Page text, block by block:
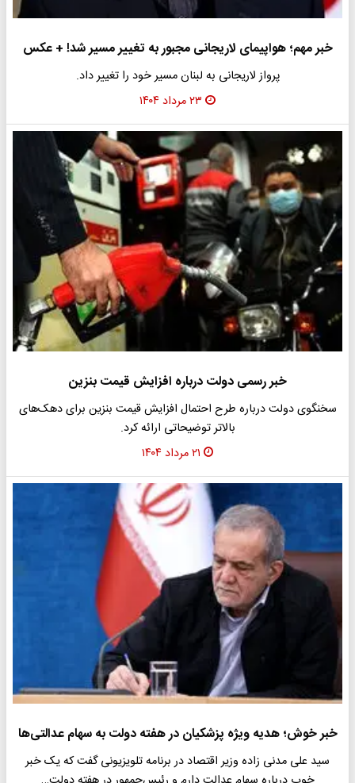
خبر مهم؛ هواپیمای لاریجانی مجبور به تغییر مسیر شد! + عکس
پرواز لاریجانی به لبنان مسیر خود را تغییر داد.
۲۳ مرداد ۱۴۰۴
خبر رسمی دولت درباره افزایش قیمت بنزین
سخنگوی دولت درباره طرح احتمال افزایش قیمت بنزین برای دهک‌های
بالاتر توضیحاتی ارائه کرد.
۲۱ مرداد ۱۴۰۴
خبر خوش؛ هدیه ویژه پزشکیان در هفته دولت به سهام عدالتی‌ها
سید علی مدنی زاده وزیر اقتصاد در برنامه تلویزیونی گفت که یک خبر